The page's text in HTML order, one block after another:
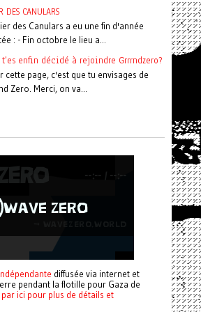
DES CANULARS
des Canulars a eu une fin d'année
: - Fin octobre le lieu a...
enfin décidé à rejoindre Grrrndzero?
cette page, c'est que tu envisages de
Zero. Merci, on va...
diffusée via internet et
pendant la flotille pour Gaza de
par ici pour plus de détails et